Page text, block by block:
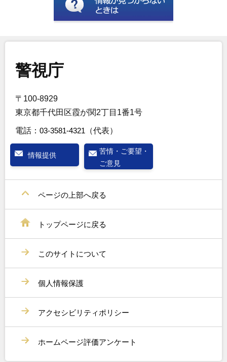
警視庁
〒100-8929
東京都千代田区霞が関2丁目1番1号
電話： 03-3581-4321 （代表）
情報提供
苦情・ご要望・
ご意見
ページの上部へ戻る
トップページに戻る
このサイトについて
個人情報保護
アクセシビリティポリシー
ホームページ評価アンケート